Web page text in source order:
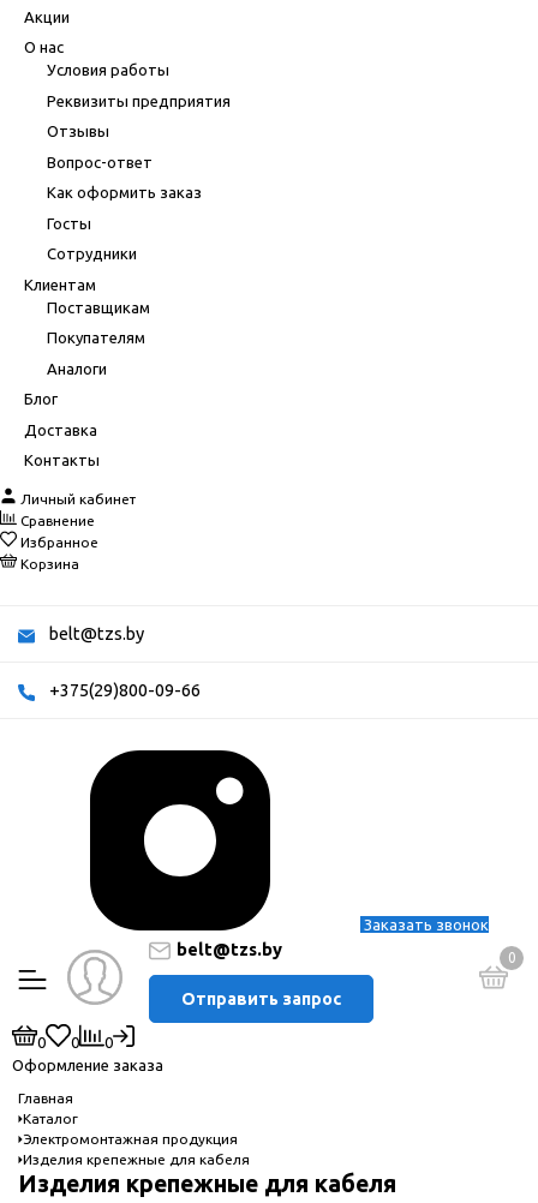
Акции
О нас
Условия работы
Реквизиты предприятия
Отзывы
Вопрос-ответ
Как оформить заказ
Госты
Сотрудники
Клиентам
Поставщикам
Покупателям
Аналоги
Блог
Доставка
Контакты
Личный кабинет
Сравнение
Избранное
Корзина
belt@tzs.by
+375(29)800-09-66
Заказать звонок
belt@tzs.by
Отправить запрос
0
0 0
0
Оформление заказа
Главная
Каталог
Электромонтажная продукция
Изделия крепежные для кабеля
Изделия крепежные для кабеля